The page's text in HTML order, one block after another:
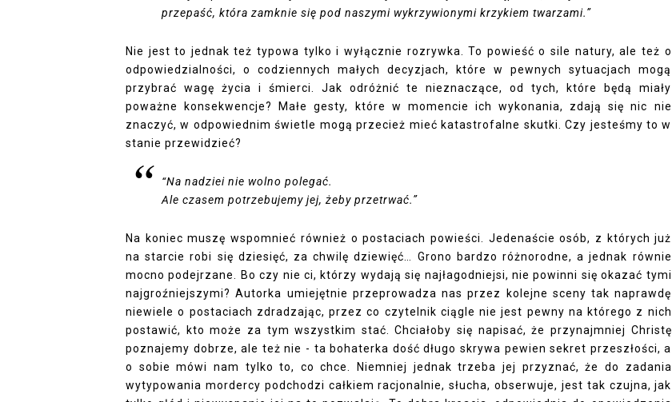
przepaść, która zamknie się pod naszymi wykrzywionymi krzykiem twarzami.”
Nie jest to jednak też typowa tylko i wyłącznie rozrywka. To powieść o sile natury, ale też o
odpowiedzialności, o codziennych małych decyzjach, które w pewnych sytuacjach mogą
przybrać wagę życia i śmierci. Jak odróżnić te nieznaczące, od tych, które będą miały
poważne konsekwencje? Małe gesty, które w momencie ich wykonania, zdają się nic nie
znaczyć, w odpowiednim świetle mogą przecież mieć katastrofalne skutki. Czy jesteśmy to w
stanie przewidzieć?
“Na nadziei nie wolno polegać.
Ale czasem potrzebujemy jej, żeby przetrwać.”
Na koniec muszę wspomnieć również o postaciach powieści. Jedenaście osób, z których już
na starcie robi się dziesięć, za chwilę dziewięć… Grono bardzo różnorodne, a jednak równie
mocno podejrzane. Bo czy nie ci, którzy wydają się najłagodniejsi, nie powinni się okazać tymi
najgroźniejszymi? Autorka umiejętnie przeprowadza nas przez kolejne sceny tak naprawdę
niewiele o postaciach zdradzając, przez co czytelnik ciągle nie jest pewny na którego z nich
postawić, kto może za tym wszystkim stać. Chciałoby się napisać, że przynajmniej Christę
poznajemy dobrze, ale też nie - ta bohaterka dość długo skrywa pewien sekret przeszłości, a
o sobie mówi nam tylko to, co chce. Niemniej jednak trzeba jej przyznać, że do zadania
wytypowania mordercy podchodzi całkiem racjonalnie, słucha, obserwuje, jest tak czujna, jak